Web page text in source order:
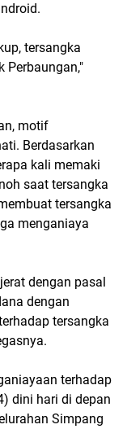
tersangka
Perbaungan,"
motif
Berdasarkan
kali memaki
saat tersangka
tersangka
menganiaya
dengan pasal
dengan
tersangka
terhadap
dini hari di depan
Simpang